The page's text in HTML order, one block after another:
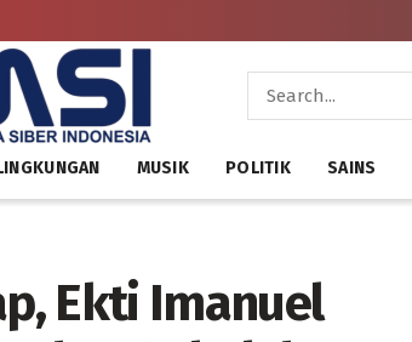
MUSIK POLITIK SAINS
Ekti Imanuel